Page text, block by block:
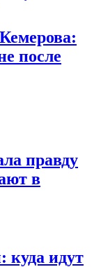
после
правду
в
идут